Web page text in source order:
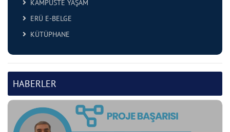
KAMPÜSTE YAŞAM
ERÜ E-BELGE
KÜTÜPHANE
HABERLER